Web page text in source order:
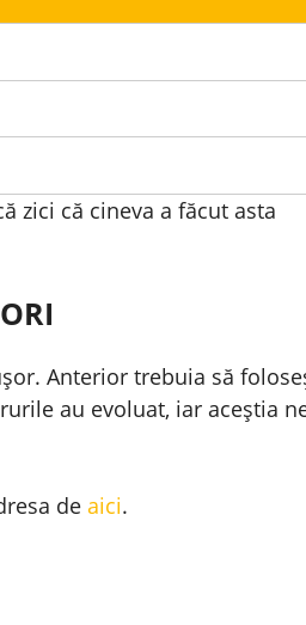
zici că cineva a făcut asta
Anterior trebuia să
au evoluat, iar aceștia
de aici.